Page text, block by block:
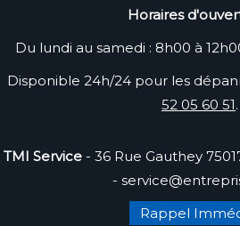
Horaires
Du lundi au samedi : 8h00 à
Disponible 24h/24 pour les
52 05 60 51.
TMI Service- 36 Rue Gauthey
-
Rappel